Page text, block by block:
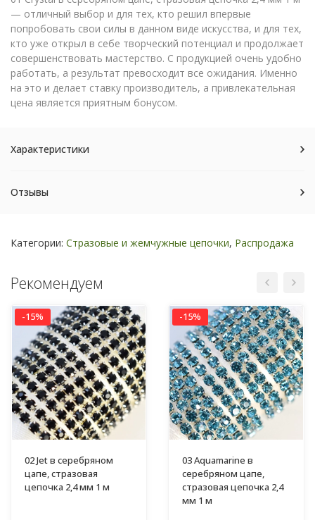
— отличный выбор и для тех, кто решил впервые
попробовать свои силы в данном виде искусства, и для тех,
кто уже открыл в себе творческий потенциал и продолжает
совершенствовать мастерство. С продукцией очень удобно
работать, а результат превосходит все ожидания. Именно
на это и делает ставку производитель, а привлекательная
цена является приятным бонусом.
Характеристики
Отзывы
Категории: Стразовые и жемчужные цепочки, Распродажа
Рекомендуем
-15%
02 Jet в серебряном
цапе, стразовая
цепочка 2,4 мм 1 м
-15%
03 Aquamarine в
серебряном цапе,
стразовая цепочка 2,4
мм 1 м